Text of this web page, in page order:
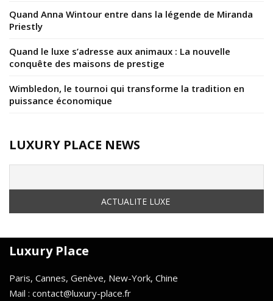
Quand Anna Wintour entre dans la légende de Miranda
Priestly
Quand le luxe s’adresse aux animaux : La nouvelle
conquête des maisons de prestige
Wimbledon, le tournoi qui transforme la tradition en
puissance économique
LUXURY PLACE NEWS
Luxury Place
Paris, Cannes, Genève, New-York, Chine
Mail : contact@luxury-place.fr